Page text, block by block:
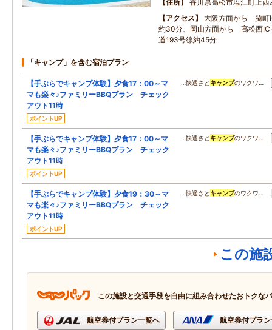
住所
香川県高松市塩江町上西
アクセス
大阪方面から 脇町
約30分、岡山方面から 高松西IC
道193号線約45分
「キャンプ」を含む宿泊プラン
【手ぶらでキャンプ体験】夕食17：00～マ
マも楽々♪ファミリーBBQプラン チェック
アウト11時
ポイントUP
…快適さと キャンプのワクワ…
【手ぶらでキャンプ体験】夕食17：00～マ
マも楽々♪ファミリーBBQプラン チェック
アウト11時
ポイントUP
…快適さと キャンプのワクワ…
【手ぶらでキャンプ体験】夕食19：30～マ
マも楽々♪ファミリーBBQプラン チェック
アウト11時
ポイントUP
…快適さと キャンプのワクワ…
この施
この施設と交通手段を自由に組み合わせたおトクな
航空券付プラン一覧へ 航空券付プラ